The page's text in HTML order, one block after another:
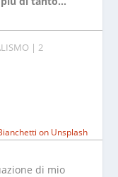
| 2
on Unsplash
di mio